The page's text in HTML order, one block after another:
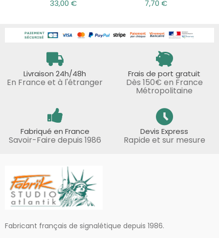
33,00 € 7,70 €
Livraison 24h/48h
En France et à l'étranger
Frais de port gratuit
Dès 150€ en France
Métropolitaine
Fabriqué en France
Savoir-Faire depuis 1986
Devis Express
Rapide et sur mesure
Fabricant français de signalétique depuis 1986.